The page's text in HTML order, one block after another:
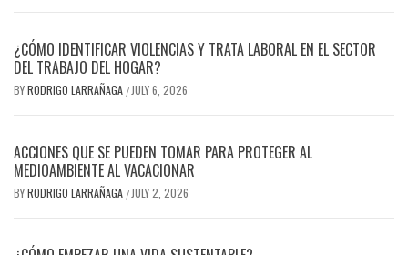
¿CÓMO IDENTIFICAR VIOLENCIAS Y TRATA LABORAL EN EL SECTOR
DEL TRABAJO DEL HOGAR?
BYRODRIGO LARRAÑAGA /JULY 6, 2026
ACCIONES QUE SE PUEDEN TOMAR PARA PROTEGER AL
MEDIOAMBIENTE AL VACACIONAR
BYRODRIGO LARRAÑAGA /JULY 2, 2026